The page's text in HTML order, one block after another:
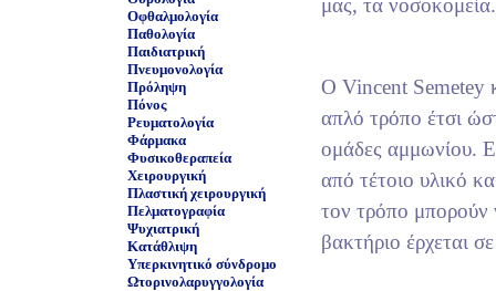
Οφθαλμολογία
Παθολογία
Παιδιατρική
Πνευμονολογία
Πρόληψη
Πόνος
Ρευματολογία
Φάρμακα
Φυσικοθεραπεία
Χειρουργική
Πλαστική χειρουργική
Πελματογραφία
Ψυχιατρική
Κατάθλιψη
Υπερκινητικό σύνδρομο
Ωτορινολαρυγγολογία
μας, τα νοσοκομεία.
Ο Vincent Semetey
απλό τρόπο έτσι
ομάδες αμμωνίου.
από τέτοιο υλικό
τον τρόπο
βακτήριο έρχεται